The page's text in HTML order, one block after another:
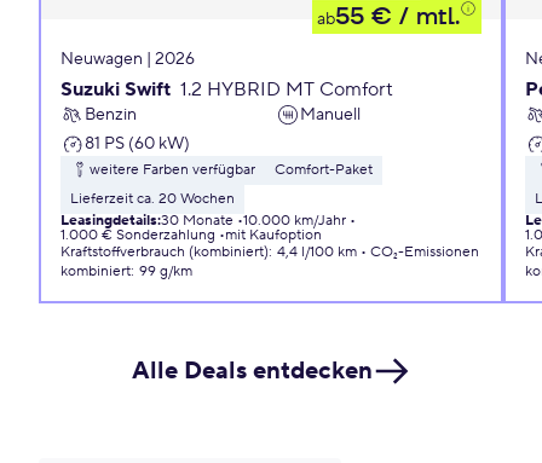
ab55 € / mtl.
Neuwagen | 2026
Suzuki Swift 1.2 HYBRID MT Comfort
Benzin
Manuell
81 PS (60 kW)
weitere Farben verfügbar
Comfort-Paket
Lieferzeit ca. 20 Wochen
Leasingdetails:30 Monate 10.000 km/Jahr
1.000 € Sonderzahlung
mit Kaufoption
Kraftstoffverbrauch (kombiniert): 4,4 l/100 km
CO₂-Emissionen
kombiniert: 99 g/km
Alle Deals entdecken